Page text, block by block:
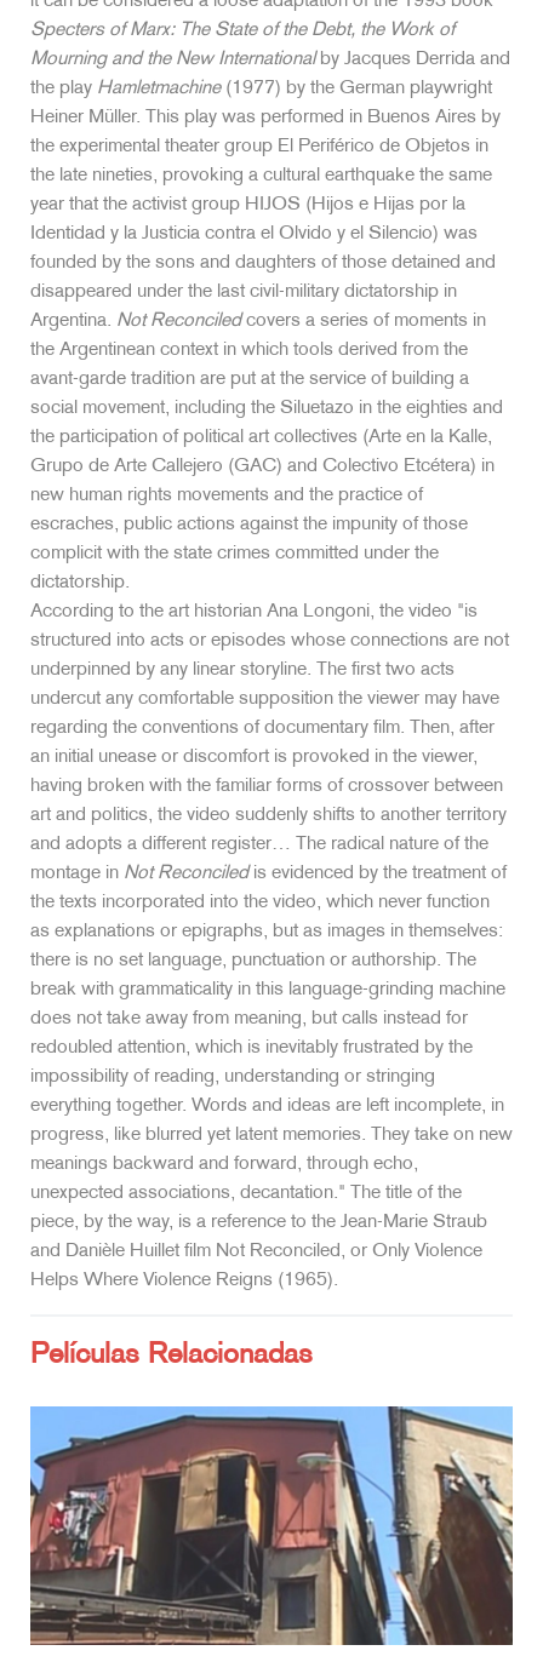
Specters of Marx: The State of the Debt, the Work of
Mourning and the New Internationalby Jacques Derrida and
the play Hamletmachine(1977) by the German playwright
Heiner Müller. This play was performed in Buenos Aires by
the experimental theater group El Periférico de Objetos in
the late nineties, provoking a cultural earthquake the same
year that the activist group HIJOS (Hijos e Hijas por la
Identidad y la Justicia contra el Olvido y el Silencio) was
founded by the sons and daughters of those detained and
disappeared under the last civil-military dictatorship in
Argentina. Not Reconciledcovers a series of moments in
the Argentinean context in which tools derived from the
avant-garde tradition are put at the service of building a
social movement, including the Siluetazo in the eighties and
the participation of political art collectives (Arte en la Kalle,
Grupo de Arte Callejero (GAC) and Colectivo Etcétera) in
new human rights movements and the practice of
escraches, public actions against the impunity of those
complicit with the state crimes committed under the
dictatorship.
According to the art historian Ana Longoni, the video "is
structured into acts or episodes whose connections are not
underpinned by any linear storyline. The first two acts
undercut any comfortable supposition the viewer may have
regarding the conventions of documentary film. Then, after
an initial unease or discomfort is provoked in the viewer,
having broken with the familiar forms of crossover between
art and politics, the video suddenly shifts to another territory
and adopts a different register… The radical nature of the
montage in Not Reconciledis evidenced by the treatment of
the texts incorporated into the video, which never function
as explanations or epigraphs, but as images in themselves:
there is no set language, punctuation or authorship. The
break with grammaticality in this language-grinding machine
does not take away from meaning, but calls instead for
redoubled attention, which is inevitably frustrated by the
impossibility of reading, understanding or stringing
everything together. Words and ideas are left incomplete, in
progress, like blurred yet latent memories. They take on new
meanings backward and forward, through echo,
unexpected associations, decantation." The title of the
piece, by the way, is a reference to the Jean-Marie Straub
and Danièle Huillet film Not Reconciled, or Only Violence
Helps Where Violence Reigns (1965).
Películas Relacionadas